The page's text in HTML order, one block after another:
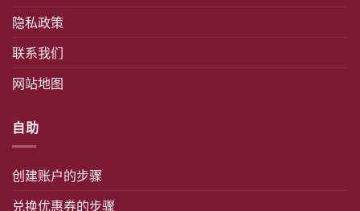
隐私政策
联系我们
网站地图
自助
创建账户的步骤
兑换优惠券的步骤